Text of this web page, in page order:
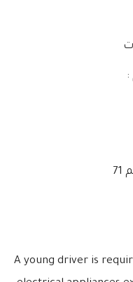
:
A young driver is